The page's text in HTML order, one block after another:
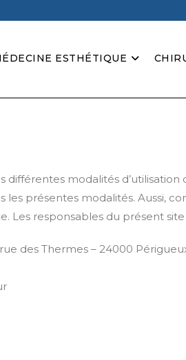
ESTHÉTIQUE
modalités d’utilisation
présentes modalités. Aussi,
Les responsables du présent
des Thermes – 24000